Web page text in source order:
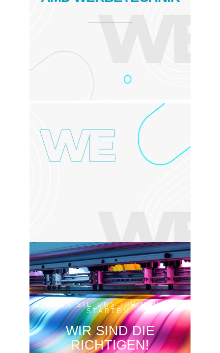
LASSEN SIE UNS IHR PROJEKT
STARTEN.
WIR SIND DIE
RICHTIGEN!